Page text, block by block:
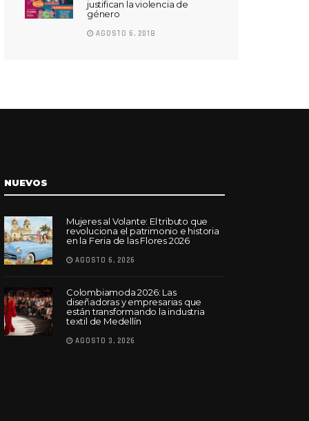
justifican la violencia de
género
AGOSTO 6, 2018
NUEVOS
Mujeres al Volante: El tributo que
revoluciona el patrimonio e historia
en la Feria de las Flores 2026
AGOSTO 6, 2026
Colombiamoda 2026: Las
diseñadoras y empresarias que
están transformando la industria
textil de Medellín
AGOSTO 3, 2026